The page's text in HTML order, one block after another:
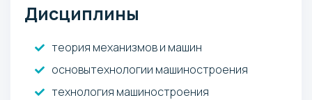
Дисциплины
теория механизмов и машин
основытехнологии машиностроения
технология машиностроения